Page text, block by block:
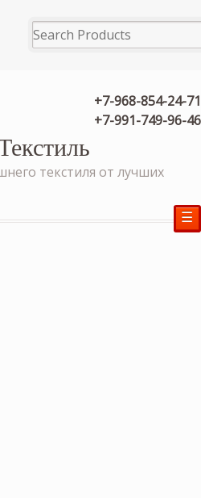
+7-968-854-24-71
+7-991-749-96-46
текстиля от лучших
☰